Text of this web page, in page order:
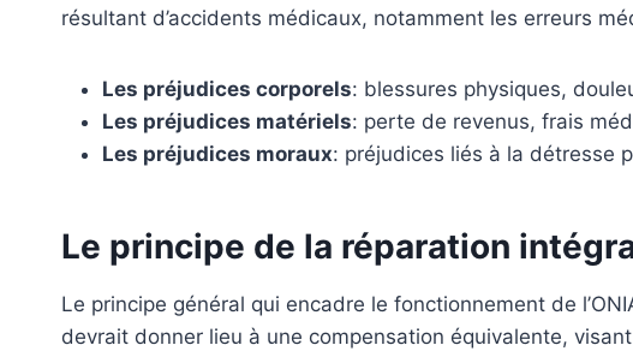
résultant d’accidents médicaux, notamment les erreurs
Les préjudices corporels: blessures physiques,
Les préjudices matériels: perte de revenus, frais
Les préjudices moraux: préjudices liés à la détresse
Le principe de la réparation
Le principe général qui encadre le fonctionnement de
devrait donner lieu à une compensation équivalente,